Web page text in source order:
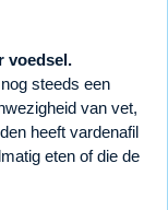
voedsel.
steeds een
van vet,
heeft vardenafil
eten of die de